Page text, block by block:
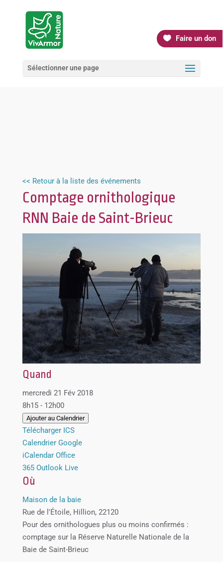
Faire un don
Sélectionner une page
<< Retour à la liste des événements
Comptage ornithologique
RNN Baie de Saint-Brieuc
Quand
mercredi 21 Fév 2018
8h15 - 12h00
Ajouter au Calendrier
Télécharger ICS
Calendrier Google
iCalendar Office
365 Outlook Live
Où
Maison de la baie
Rue de l'Étoile, Hillion, 22120
Pour des ornithologues plus ou moins confirmés :
comptage sur la Réserve Naturelle Nationale de la
Baie de Saint-Brieuc